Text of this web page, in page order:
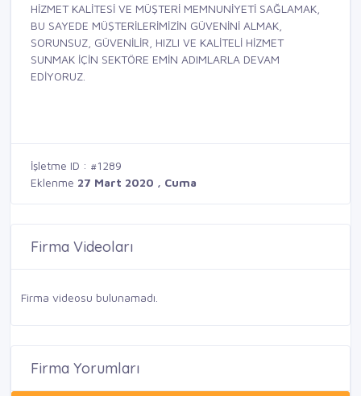
HİZMET KALİTESİ VE MÜŞTERİ MEMNUNİYETİ SAĞLAMAK,
BU SAYEDE MÜŞTERİLERİMİZİN GÜVENİNİ ALMAK,
SORUNSUZ, GÜVENİLİR, HIZLI VE KALİTELİ HİZMET
SUNMAK İÇİN SEKTÖRE EMİN ADIMLARLA DEVAM
EDİYORUZ.
İşletme ID : #1289
Eklenme 27 Mart 2020 , Cuma
Firma Videoları
Firma videosu bulunamadı.
Firma Yorumları